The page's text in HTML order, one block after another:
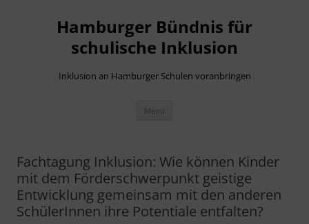
Hamburger Bündnis für
schulische Inklusion
Inklusion an Hamburger Schulen voranbringen
Menü
Fachtagung Inklusion: Wie können Kinder
mit dem Förderschwerpunkt geistige
Entwicklung gemeinsam mit den anderen
SchülerInnen ihre Potentiale entfalten?